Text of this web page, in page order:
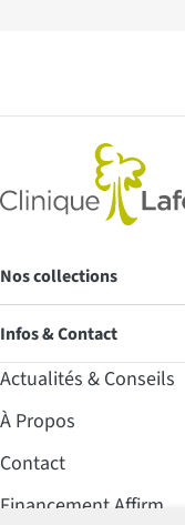
Nos collections
Infos & Contact
Actualités & Conseils
À Propos
Contact
Financement Affirm